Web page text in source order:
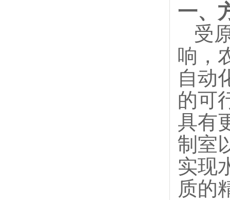
一、
受
响，
自动
的可
具有
制室
实现
质的